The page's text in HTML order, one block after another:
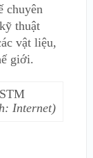
chuyên
thuật
vật liệu,
giới.
Internet)